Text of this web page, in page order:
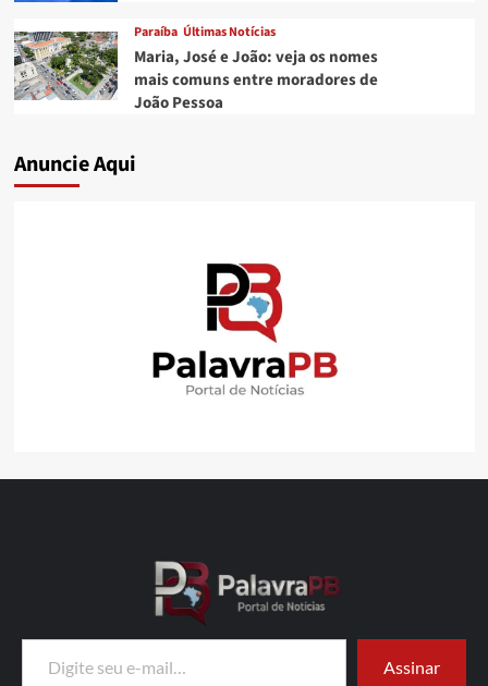
Paraíba Últimas Notícias
Maria, José e João: veja os nomes
mais comuns entre moradores de
João Pessoa
Anuncie Aqui
Digite seu e-mail…
Assinar